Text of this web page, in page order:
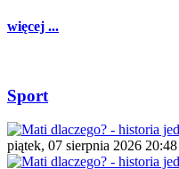
więcej ...
Sport
piątek, 07 sierpnia 2026 20:48